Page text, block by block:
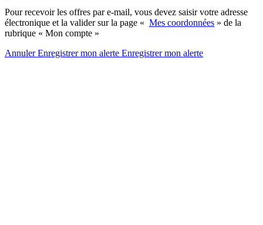
Pour recevoir les offres par e-mail, vous devez saisir votre adresse
électronique et la valider sur la page « Mes coordonnées » de la
rubrique « Mon compte »
AnnulerEnregistrer mon alerte Enregistrermon alerte